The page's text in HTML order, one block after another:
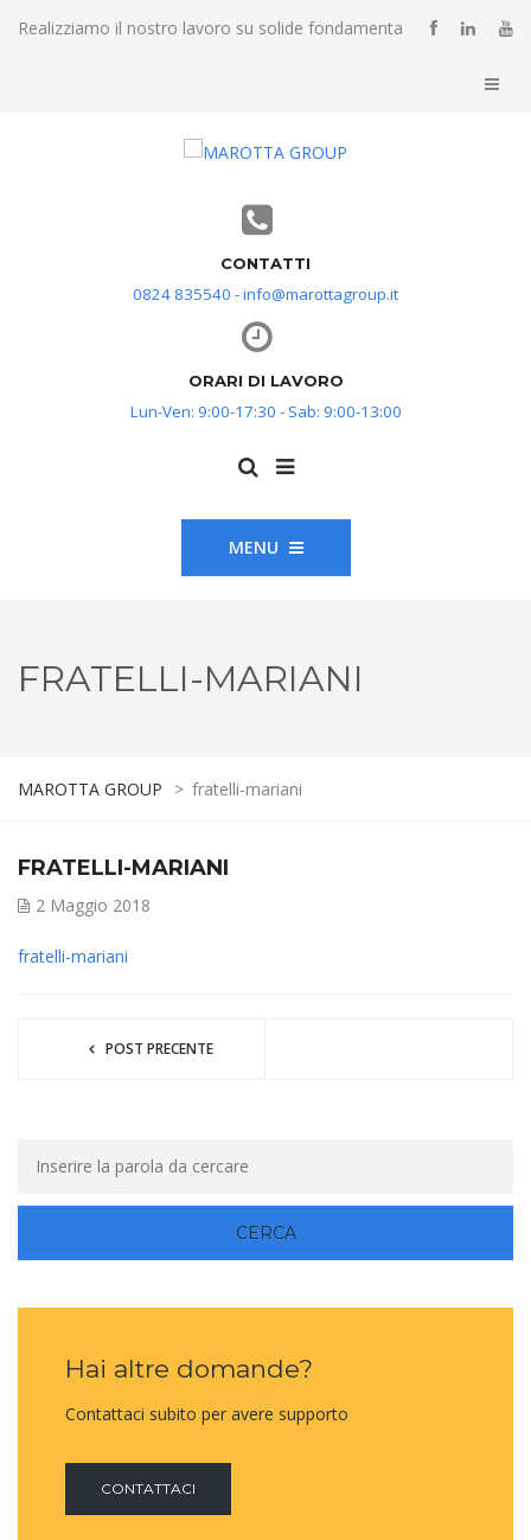
Realizziamo il nostro lavoro su solide fondamenta
CONTATTI
0824 835540 - info@marottagroup.it
ORARI DI LAVORO
Lun-Ven: 9:00-17:30 - Sab: 9:00-13:00
MENU
FRATELLI-MARIANI
MAROTTA GROUP > fratelli-mariani
FRATELLI-MARIANI
2 Maggio 2018
fratelli-mariani
POST PRECENTE
Hai altre domande?
Contattaci subito per avere supporto
CONTATTACI